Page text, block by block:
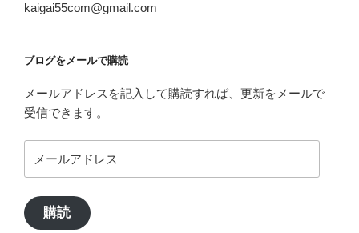
kaigai55com@gmail.com
ブログをメールで購読
メールアドレスを記入して購読すれば、更新をメールで
受信できます。
ー
ア
ド
購読